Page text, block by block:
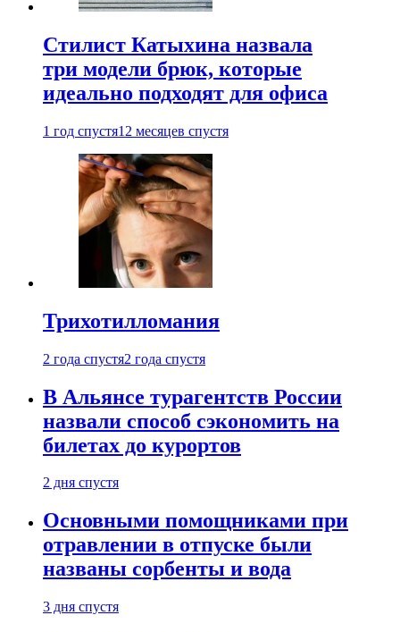
Стилист Катыхина назвала
три модели брюк, которые
идеально подходят для офиса
1 год спустя12 месяцев спустя
Трихотилломания
2 года спустя2 года спустя
В Альянсе турагентств России
назвали способ сэкономить на
билетах до курортов
2 дня спустя
Основными помощниками при
отравлении в отпуске были
названы сорбенты и вода
3 дня спустя